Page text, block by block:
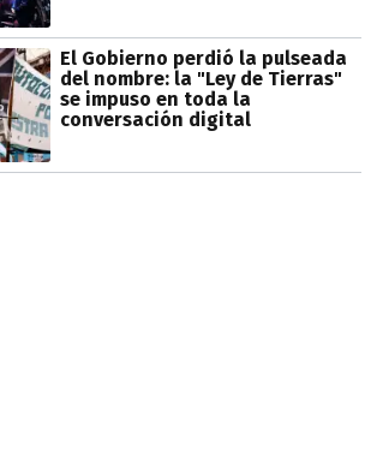
El Gobierno perdió la pulseada
del nombre: la "Ley de Tierras"
se impuso en toda la
conversación digital